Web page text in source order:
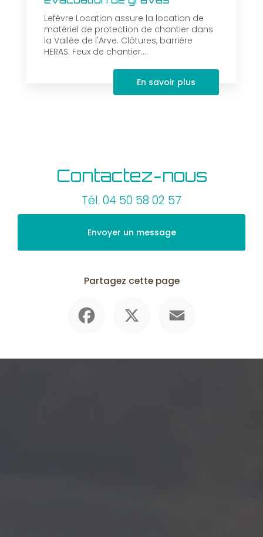
Lefèvre Location assure la location de
matériel de protection de chantier dans
la Vallée de l'Arve. Clôtures, barrière
HERAS. Feux de chantier....
En savoir plus
Contactez-nous
Tél. 04 50 58 02 57
Envoyer un message
Partagez cette page